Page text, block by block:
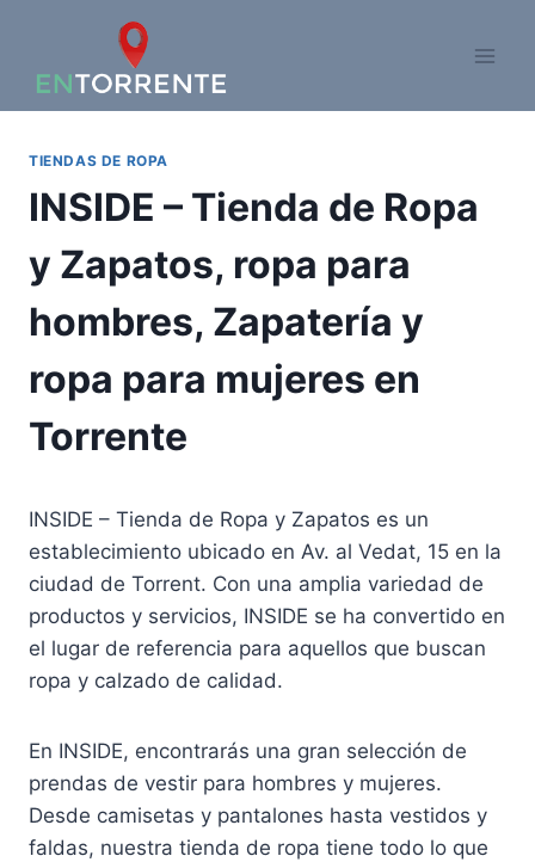
contenido
TIENDAS DE ROPA
INSIDE – Tienda de Ropa
y Zapatos, ropa para
hombres, Zapatería y
ropa para mujeres en
Torrente
INSIDE – Tienda de Ropa y Zapatos es un
establecimiento ubicado en Av. al Vedat, 15 en la
ciudad de Torrent. Con una amplia variedad de
productos y servicios, INSIDE se ha convertido en
el lugar de referencia para aquellos que buscan
ropa y calzado de calidad.
En INSIDE, encontrarás una gran selección de
prendas de vestir para hombres y mujeres.
Desde camisetas y pantalones hasta vestidos y
faldas, nuestra tienda de ropa tiene todo lo que